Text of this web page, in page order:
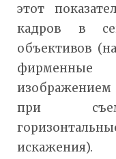
этот
кадров в
объективов
при
искажения).